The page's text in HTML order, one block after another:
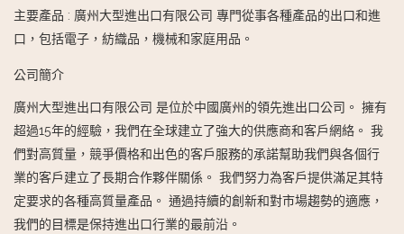
主要產品 : 廣州大型進出口有限公司 專門從事各種產品的出口和進
口，包括電子，紡織品，機械和家庭用品。
公司簡介
廣州大型進出口有限公司 是位於中國廣州的領先進出口公司。 擁有
超過15年的經驗，我們在全球建立了強大的供應商和客戶網絡。 我
們對高質量，競爭價格和出色的客戶服務的承諾幫助我們與各個行
業的客戶建立了長期合作夥伴關係。 我們努力為客戶提供滿足其特
定要求的各種高質量產品。 通過持續的創新和對市場趨勢的適應，
我們的目標是保持進出口行業的最前沿。